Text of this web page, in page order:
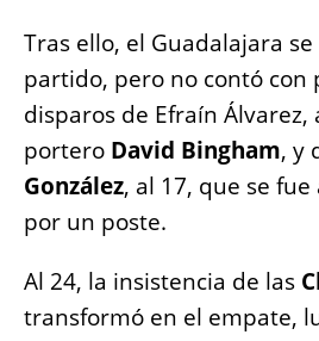
Tras ello, el Guadalajara
partido, pero no contó con
disparos de Efraín
portero David Bingham, y
González, al 17, que se
por un poste.
Al 24, la insistencia de las
transformó en el empate,